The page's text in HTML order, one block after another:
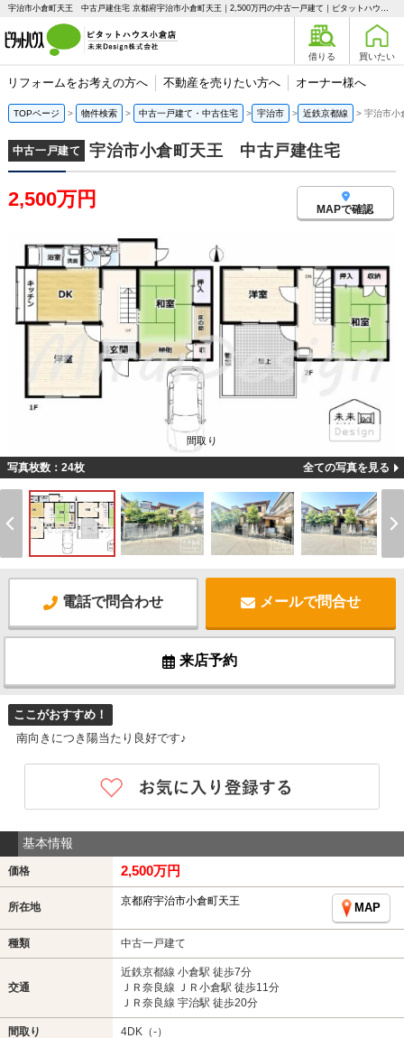
宇治市小倉町天王 中古戸建住宅 京都府宇治市小倉町天王｜2,500万円の中古一戸建て｜ピタットハウス小倉店 未来Design株式会社
借りる 買いたい
リフォームをお考えの方へ 不動産を売りたい方へ オーナー様へ
TOPページ 物件検索 中古一戸建て・中古住宅 宇治市 近鉄京都線 宇治市
中古一戸建て 宇治市小倉町天王 中古戸建住宅
2,500万円 MAPで確認
間取り
写真枚数：24枚 全ての写真を見る
電話で問合わせ メールで問合せ
来店予約
ここがおすすめ！
南向きにつき陽当たり良好です♪
基本情報
価格 2,500万円
所在地 京都府宇治市小倉町天王
MAP
種類 中古一戸建て
交通
近鉄京都線 小倉駅 徒歩7分
ＪＲ奈良線 ＪＲ小倉駅 徒歩11分
ＪＲ奈良線 宇治駅 徒歩20分
間取り 4DK（-）